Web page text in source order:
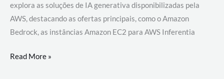
explora as soluções de IA generativa disponibilizadas pela
AWS, destacando as ofertas principais, como o Amazon
Bedrock, as instâncias Amazon EC2 para AWS Inferentia
Utilizando
Read More »